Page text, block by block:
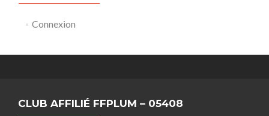
Connexion
CLUB AFFILIÉ FFPLUM – 05408